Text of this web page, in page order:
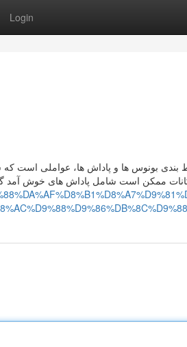
Login
بونوس‌ ها و پاداش‌ ها، عواملی است
ممکن است شامل پاداش‌ های خوش‌ آمد